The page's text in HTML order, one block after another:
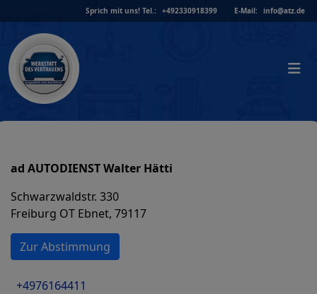
to
content
Sprich mit uns! Tel.: +492330918399 E-Mail: info@atz.de
ad AUTODIENST Walter Hätti
Schwarzwaldstr. 330
Freiburg OT Ebnet, 79117
Zur Abstimmung
+4976164411